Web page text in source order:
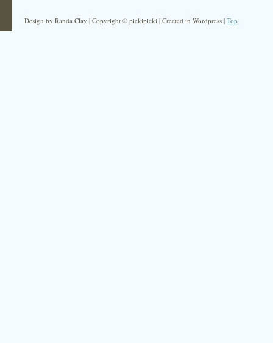
Design by Randa Clay | Copyright © pickipicki | Created in Wordpress | Top